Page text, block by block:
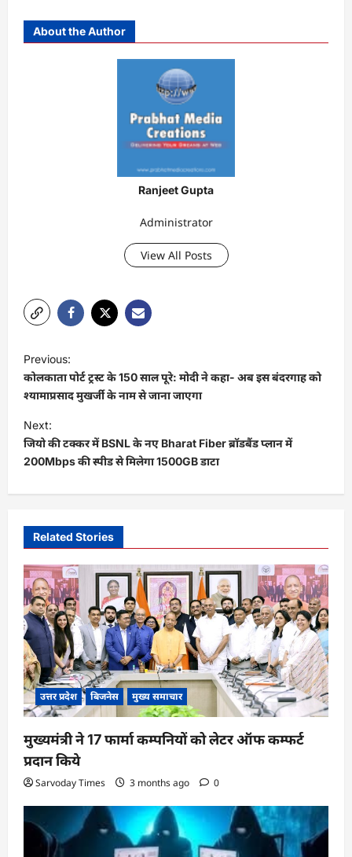
About the Author
Ranjeet Gupta
Administrator
View All Posts
o
s
t
n
a
v
g
a
t
i
o
n
Previous:
कोलकाता पोर्ट ट्रस्ट के 150 साल पूरे: मोदी ने कहा- अब इस बंदरगाह को
श्यामाप्रसाद मुखर्जी के नाम से जाना जाएगा
Next:
जियो की टक्कर में BSNL के नए Bharat Fiber ब्रॉडबैंड प्लान में
200Mbps की स्पीड से मिलेगा 1500GB डाटा
Related Stories
उत्तर प्रदेश बिजनेस मुख्य समाचार
मुख्यमंत्री ने 17 फार्मा कम्पनियों को लेटर ऑफ कम्फर्ट
प्रदान किये
Sarvoday Times 3 months ago 0